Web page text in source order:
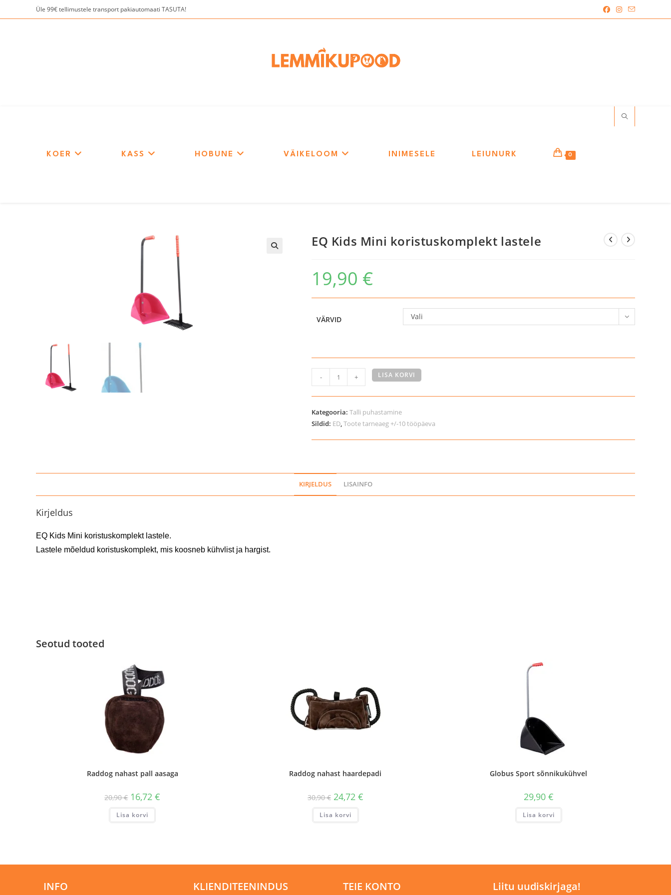
to
Üle 99€ tellimustele transport pakiautomaati TASUTA!
KOER KASS HOBUNE VÄIKELOOM INIMESELE LEIUNURK 0
EQ Kids Mini koristuskomplekt lastele
19,90 €
VÄRVID Vali
Kids
Mini
koristuskomplekt
lastele
- + LISA KORVI
Kategooria: Talli puhastamine
Sildid: ED,Toote tarneaeg +/-10 tööpäeva
KIRJELDUS LISAINFO
Kirjeldus
EQ Kids Mini koristuskomplekt lastele.
Lastele mõeldud koristuskomplekt, mis koosneb kühvlist ja hargist.
Seotud tooted
Raddog nahast pall aasaga
20,90€ 16,72€
Lisa korvi
Raddog nahast haardepadi
30,90€ 24,72 €
Lisa korvi
Globus Sport sõnnikukühvel
29,90 €
Lisa korvi
INFO KLIENDITEENINDUS TEIE KONTO Liitu uudiskirjaga!